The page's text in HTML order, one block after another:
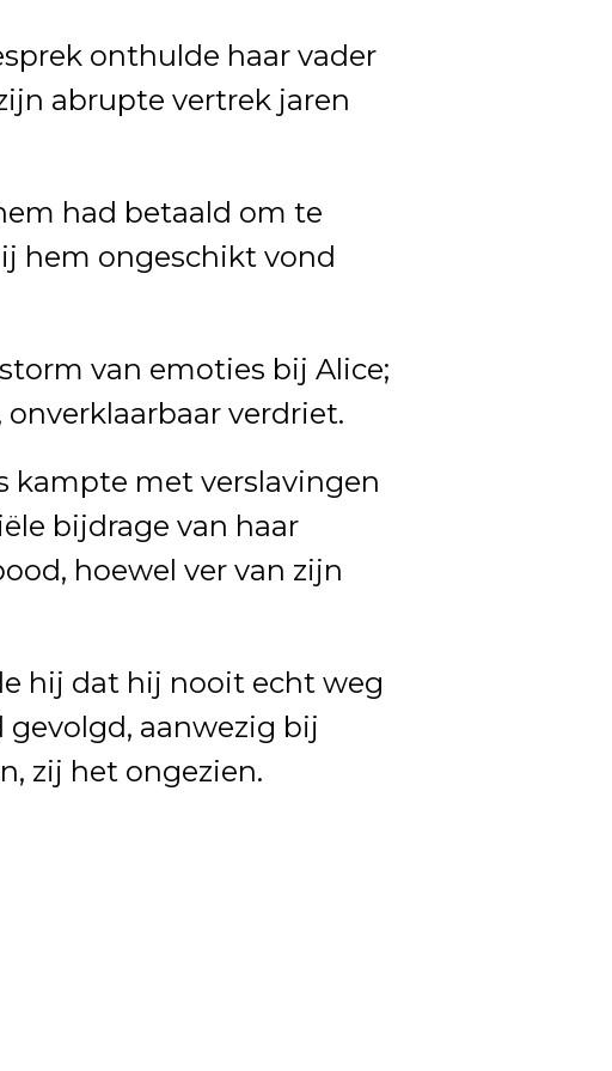
onthulde haar vader
abrupte vertrek jaren
had betaald om te
hem ongeschikt vond
van emoties bij Alice;
verdriet.
kampte met verslavingen
bijdrage van haar
hoewel ver van zijn
hij dat hij nooit echt weg
gevolgd, aanwezig bij
zij het ongezien.